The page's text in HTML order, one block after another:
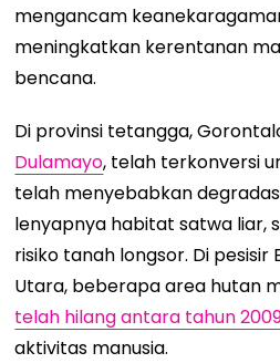
mengancam
meningkatkan kerentanan
bencana.
Di provinsi tetangga,
Dulamayo, telah terkonversi
telah menyebabkan
lenyapnya habitat satwa liar,
risiko tanah longsor. Di pesisir
Utara, beberapa area hutan
telah hilang antara tahun
aktivitas manusia.